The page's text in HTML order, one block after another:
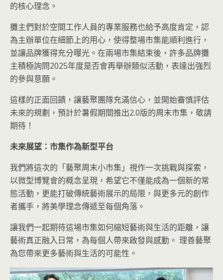
的核心理念。
攤主們對於空間工作人員的專業服務也給予高度肯定，認
為主辦單位在細節上的用心，使得整場市集能順利進行，
並讓品牌獲得充分曝光。在兩場市集結束後，許多品牌攤
主積極詢問2025年度是否會再舉辦類似活動，表達出強烈
的參與意願。
這樣的正面回饋，讓藝聚團隊充滿信心，並開始審慎評估
未來的規劃，預計於暑假期間推出2.0版的周末市集，敬請
期待！
未來展望：市集作為新型平台
我們將這次的「藝聚周末小市集」視作一次挑戰與探索，
以微型博覽會的概念呈現，希望它不僅能成為一個新的常
態活動，更能打破傳統藝術展示的局限，與更多元的創作
者攜手，將美學理念傳遞至每個角落。
讓我們一起期待這場市集如何縮短藝術與生活的距離，讓
藝術真正融入日常，為每個人帶來啟發與感動。 理善藝聚
為您帶來更多藝術與生活的可能性。